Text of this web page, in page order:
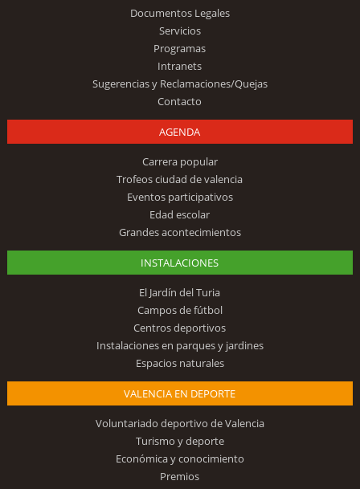
Documentos Legales
Servicios
Programas
Intranets
Sugerencias y Reclamaciones/Quejas
Contacto
AGENDA
Carrera popular
Trofeos ciudad de valencia
Eventos participativos
Edad escolar
Grandes acontecimientos
INSTALACIONES
El Jardín del Turia
Campos de fútbol
Centros deportivos
Instalaciones en parques y jardines
Espacios naturales
VALENCIA EN DEPORTE
Voluntariado deportivo de Valencia
Turismo y deporte
Económica y conocimiento
Premios